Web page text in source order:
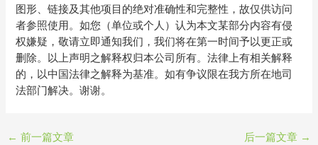
图形、链接及其他项目的绝对准确性和完整性，故仅供访问
者参照使用。如您（单位或个人）认为本文某部分内容有侵
权嫌疑，敬请立即通知我们，我们将在第一时间予以更正或
删除。以上声明之解释权归本公司所有。法律上有相关解释
的，以中国法律之解释为基准。如有争议限在我方所在地司
法部门解决。谢谢。
← 前一篇文章 后一篇文章 →